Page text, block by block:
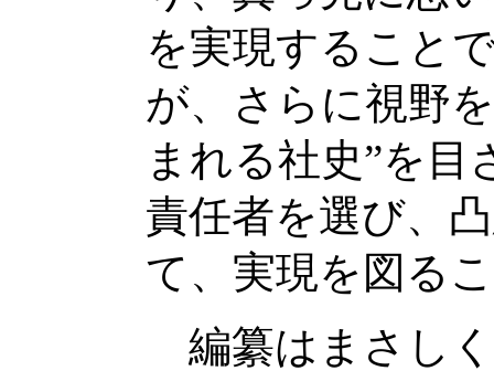
を実現すること
が、さらに視野
まれる社史”を
責任者を選び、
て、実現を図る
編纂はまさしく